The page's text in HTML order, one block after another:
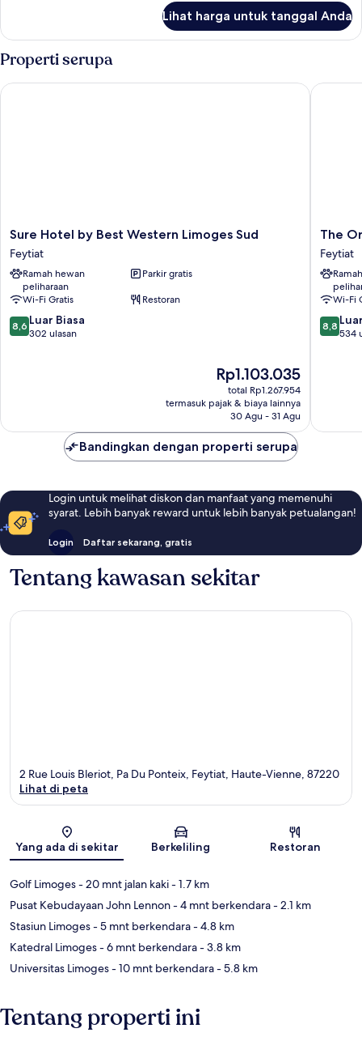
Twin
Kamar
Standar,
2
Tempat
Tidur
Lihat harga untuk tanggal Anda
Properti serupa
Sure
Hotel
by
Best
Western
Limoges
Sud
Feytiat
Sure Hotel by Best Western Limoges Sud
Feytiat
Ramah hewan
peliharaan
Parkir gratis
Wi-Fi Gratis
Restoran
8.6
dari
8,6 Luar Biasa
302 ulasan
Harga
sekarang
Rp1.103.035
Rp1.103.035
total Rp1.267.954
termasuk pajak & biaya lainnya
30 Agu - 31 Agu
Sure Hotel by Best Western Limoges Sud
The
City
Hotel
Limoges
Sud
Feytiat
The
Feytiat
Wi-Fi
8.8
dari
8,8
534
The
Bandingkan dengan properti serupa
Login untuk melihat diskon dan manfaat yang memenuhi
syarat. Lebih banyak reward untuk lebih banyak petualangan!
Login Daftar sekarang, gratis
Tentang kawasan sekitar
Peta
2 Rue Louis Bleriot, Pa Du Ponteix, Feytiat, Haute-Vienne, 87220
Lihat di peta
Yang ada di sekitar Berkeliling Restoran
Golf Limoges- 20 mnt jalan kaki- 1.7 km
Pusat Kebudayaan John Lennon- 4 mnt berkendara- 2.1 km
Stasiun Limoges- 5 mnt berkendara- 4.8 km
Katedral Limoges- 6 mnt berkendara- 3.8 km
Universitas Limoges- 10 mnt berkendara- 5.8 km
Tentang properti ini